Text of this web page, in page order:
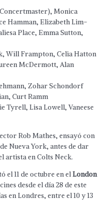
Monica
Hamman, Elizabeth Lim-
Place, Emma Sutton,
Will Frampton, Celia Hatton
McDermott, Alan
Zohar Schondorf
Curt Ramm
Tyrell, Lisa Lowell, Vaneese
Rob Mathes, ensayó con
Nueva York, antes de dar
artista en Colts Neck.
el 11 de octubre en elLondon
desde el día 28 de este
en Londres, entre el 10 y 13